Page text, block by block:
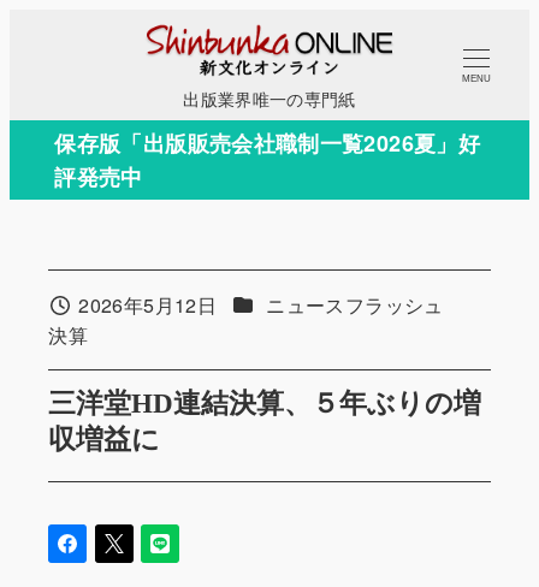
コ
テ
出版業界唯一の専門紙
MENU
保存版「出版販売会社職制一覧2026夏」好
評発売中
三洋堂HD連結決算、５年ぶりの増
収増益に
投稿日2026年5月12日 カテゴリー
ニュースフラッシュ
カテゴリー
決算